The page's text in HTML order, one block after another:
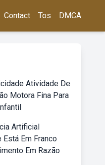
Contact Tos DMCA
Atividade De
Motora Fina Para
Artificial
Está Em Franco
Em Razão